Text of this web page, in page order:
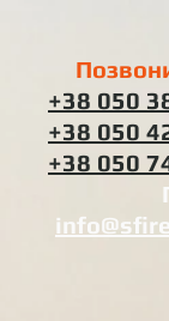
+38 050
+38 050
+38 050